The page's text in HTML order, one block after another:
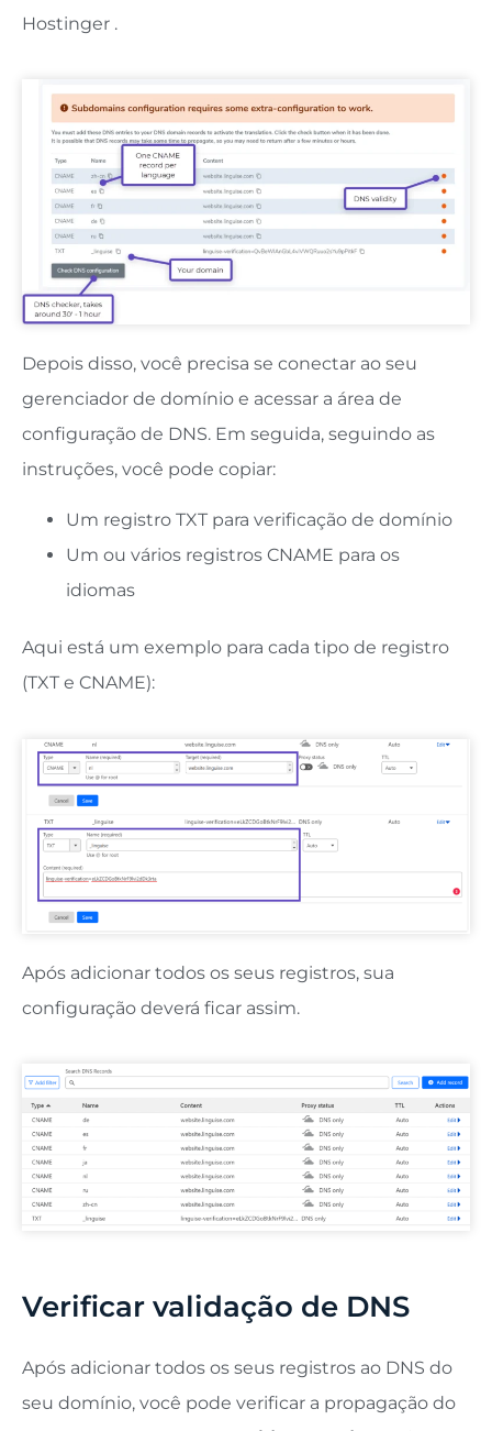
Hostinger .
Depois disso, você precisa se conectar ao seu
gerenciador de domínio e acessar a área de
configuração de DNS. Em seguida, seguindo as
instruções, você pode copiar:
Um registro TXT para verificação de domínio
Um ou vários registros CNAME para os
idiomas
Aqui está um exemplo para cada tipo de registro
(TXT e CNAME):
Após adicionar todos os seus registros, sua
configuração deverá ficar assim.
Verificar validação de DNS
Após adicionar todos os seus registros ao DNS do
seu domínio, você pode verificar a propagação do